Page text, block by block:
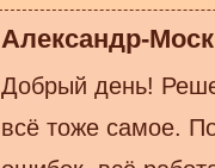
Александр-
Добрый день!
всё тоже самое.